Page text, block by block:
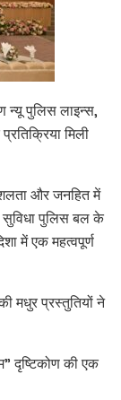
न्यू पुलिस लाइन्स,
मिली
और जनहित में
सुविधा पुलिस बल के
में एक महत्वपूर्ण
मधुर प्रस्तुतियों ने
दृष्टिकोण की एक